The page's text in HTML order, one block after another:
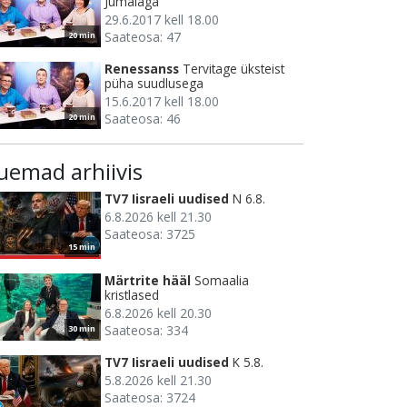
20 min
29.6.2017 kell 18.00
Saateosa: 47
20 min
Renessanss Tervitage üksteist
püha suudlusega
15.6.2017 kell 18.00
Saateosa: 46
arhiivis
15 min
TV7 Iisraeli uudised N 6.8.
6.8.2026 kell 21.30
Saateosa: 3725
30 min
Märtrite hääl Somaalia
kristlased
6.8.2026 kell 20.30
Saateosa: 334
TV7 Iisraeli uudised K 5.8.
5.8.2026 kell 21.30
Saateosa: 3724